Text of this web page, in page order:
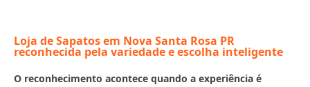
Loja de Sapatos em Nova Santa Rosa PR
reconhecida pela variedade e escolha inteligente
O reconhecimento acontece quando a experiência é